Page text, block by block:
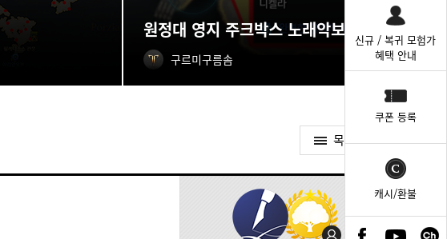
원정대 영지 주크박스 노래악보 획득처
구르미구름솜
목록가기
신규 / 복귀 모험가
혜택 안내
쿠폰 등록
캐시/환불